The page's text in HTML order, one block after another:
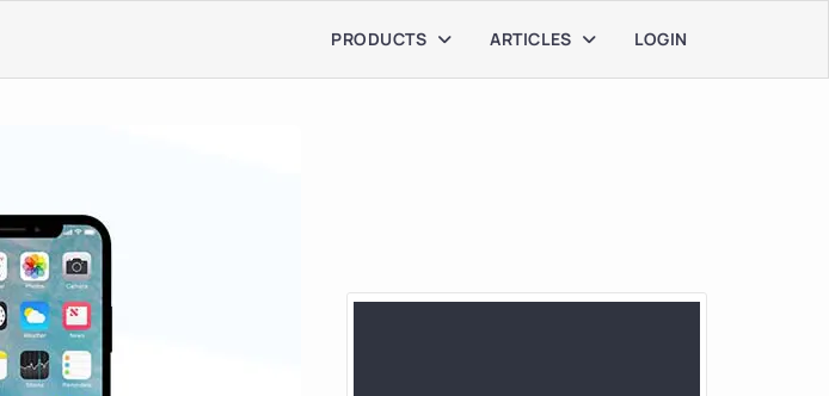
LOGIN
ARTICLES
PRODUCTS